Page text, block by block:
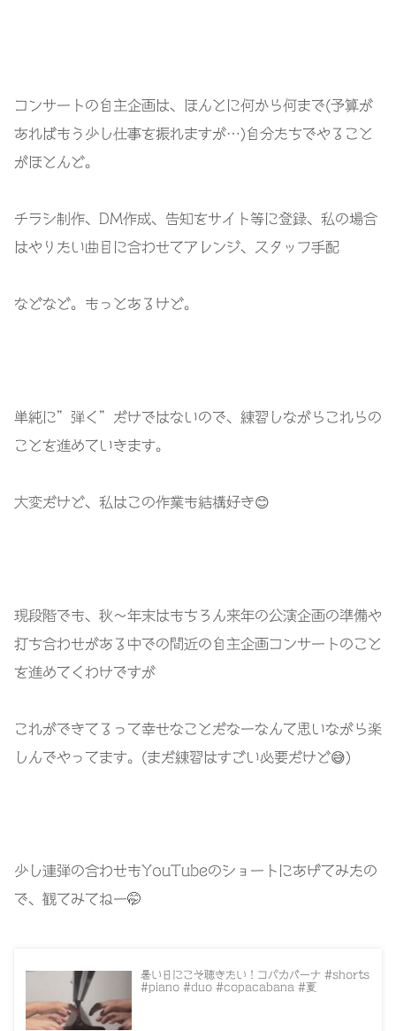
コンサートの自主企画は、ほんとに何から何まで(予算が
あればもう少し仕事を振れますが…)自分たちでやること
がほとんど。
チラシ制作、DM作成、告知をサイト等に登録、私の場合
はやりたい曲目に合わせてアレンジ、スタッフ手配
などなど。もっとあるけど。
単純に”弾く”だけではないので、練習しながらこれらの
ことを進めていきます。
大変だけど、私はこの作業も結構好き😊
現段階でも、秋〜年末はもちろん来年の公演企画の準備や
打ち合わせがある中での間近の自主企画コンサートのこと
を進めてくわけですが
これができてるって幸せなことだなーなんて思いながら楽
しんでやってます。(まだ練習はすごい必要だけど😅)
少し連弾の合わせもYouTubeのショートにあげてみたの
で、観てみてねー🤭
暑い日にこそ聴きたい！コパカバーナ #shorts
#piano #duo #copacabana #夏